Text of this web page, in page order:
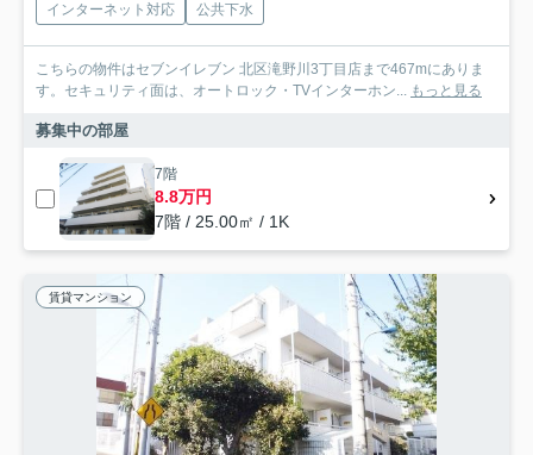
インターネット対応
公共下水
こちらの物件はセブンイレブン 北区滝野川3丁目店まで467mにありま
す。セキュリティ面は、オートロック・TVインターホン... もっと見る
募集中の部屋
7階
8.8万円
7階 / 25.00㎡ / 1K
賃貸マンション